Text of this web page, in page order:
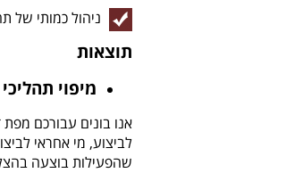
ניהול כמותי של
תוצאות
מיפוי
אנו בונים עבורכם
שהפעילות בוצעה